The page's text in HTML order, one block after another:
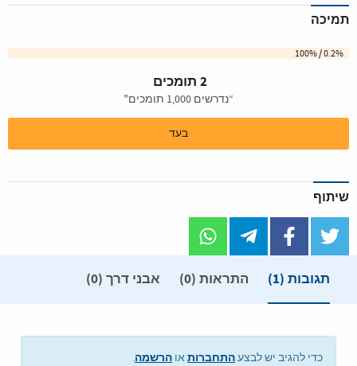
תמיכה
0.2% / 100%
2 תומכים
“נדרשים 1,000 תומכים"
בעד
שיתוף
תגובות (1) התראות (0) אבני דרך (0)
כדי להגיב יש לבצעהתחברותאו הרשמה.